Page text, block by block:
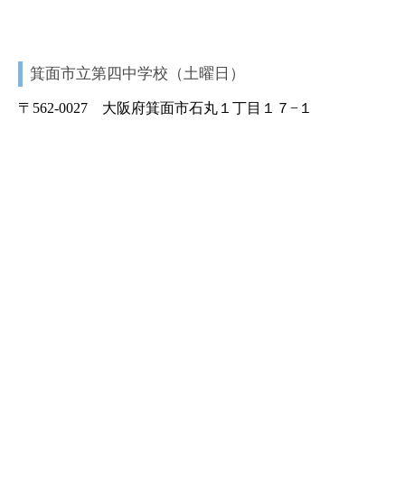
箕面市立第四中学校（土曜日）
〒562-0027 大阪府箕面市石丸１丁目１７−１